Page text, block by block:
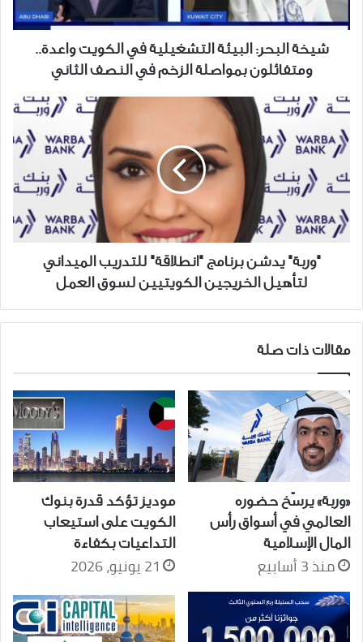
ومتفائلون
بمواصلة
الزخم
النصف
الثاني
شيخة البحر: البيئة التشغيلية في الكويت واعدة..
ومتفائلون بمواصلة الزخم في النصف الثاني
"وربة"
يدشن
برنامج
"انطلاقة"
للتدريب
الميداني
لتأهيل
الخريجين
الكويتيين
لسوق"وربة" يدشن برنامج "انطلاقة" للتدريب الميداني
لتأهيل الخريجين الكويتيين لسوق العمل
مقالات ذات صلة
«وربة» يرسّخ حضوره
العالمي في أسواق رأس
المال الإسلامية
منذ 3 أسابيع
موديز تؤكد قدرة بنوك
الكويت على استيعاب
التداعيات بكفاءة
21 يونيو، 2026